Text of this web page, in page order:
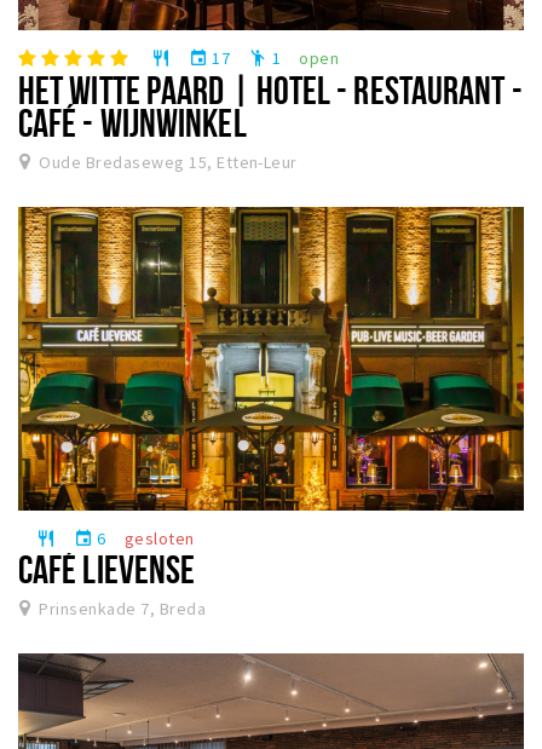
restaurant event 17 emoji_people 1 open
HET WITTE PAARD | HOTEL - RESTAURANT -
CAFÉ - WIJNWINKEL
Oude Bredaseweg 15, Etten-Leur
restaurant event 6 gesloten
CAFÉ LIEVENSE
Prinsenkade 7, Breda